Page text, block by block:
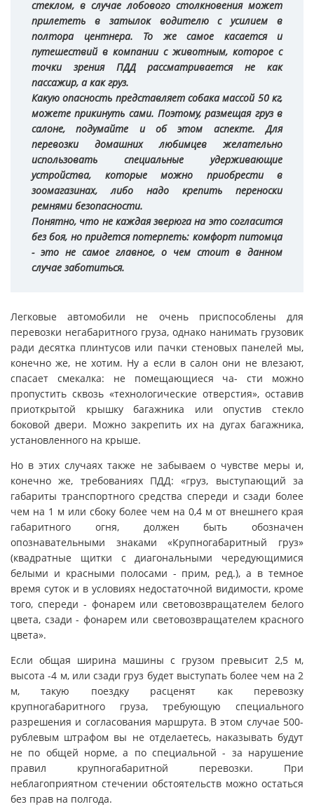
стеклом, в случае лобового столкновения может
прилететь в затылок водителю с усилием в
полтора центнера. То же самое касается и
путешествий в компании с животным, которое с
точки зрения ПДД рассматривается не как
пассажир, а как груз.
Какую опасность представляет собака массой 50 кг,
можете прикинуть сами. Поэтому, размещая груз в
салоне, подумайте и об этом аспекте. Для
перевозки домашних любимцев желательно
использовать специальные удерживающие
устройства, которые можно приобрести в
зоомагазинах, либо надо крепить переноски
ремнями безопасности.
Понятно, что не каждая зверюга на это согласится
без боя, но придется потерпеть: комфорт питомца
- это не самое главное, о чем стоит в данном
случае заботиться.
Легковые автомобили не очень приспособлены для
перевозки негабаритного груза, однако нанимать грузовик
ради десятка плинтусов или пачки стеновых панелей мы,
конечно же, не хотим. Ну а если в салон они не влезают,
спасает смекалка: не помещающиеся ча- сти можно
пропустить сквозь «технологические отверстия», оставив
приоткрытой крышку багажника или опустив стекло
боковой двери. Можно закрепить их на дугах багажника,
установленного на крыше.
Но в этих случаях также не забываем о чувстве меры и,
конечно же, требованиях ПДД: «груз, выступающий за
габариты транспортного средства спереди и сзади более
чем на 1 м или сбоку более чем на 0,4 м от внешнего края
габаритного огня, должен быть обозначен
опознавательными знаками «Крупногабаритный груз»
(квадратные щитки с диагональными чередующимися
белыми и красными полосами - прим, ред.), а в темное
время суток и в условиях недостаточной видимости, кроме
того, спереди - фонарем или световозвращателем белого
цвета, сзади - фонарем или световозвращателем красного
цвета».
Если общая ширина машины с грузом превысит 2,5 м,
высота -4 м, или сзади груз будет выступать более чем на 2
м, такую поездку расценят как перевозку
крупногабаритного груза, требующую специального
разрешения и согласования маршрута. В этом случае 500-
рублевым штрафом вы не отделаетесь, наказывать будут
не по общей норме, а по специальной - за нарушение
правил крупногабаритной перевозки. При
неблагоприятном стечении обстоятельств можно остаться
без прав на полгода.